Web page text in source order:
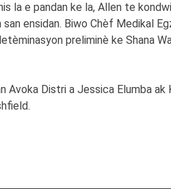
la e pandan ke la, Allen te
ensidan. Biwo Chèf Medikal
preliminè ke Shana
Avoka Distri a Jessica Elumba